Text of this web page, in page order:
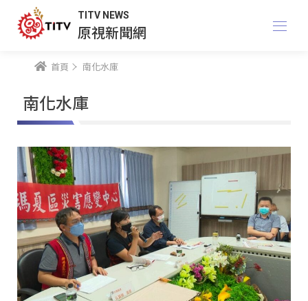
TITV NEWS
原視新聞網
首頁 南化水庫
南化水庫